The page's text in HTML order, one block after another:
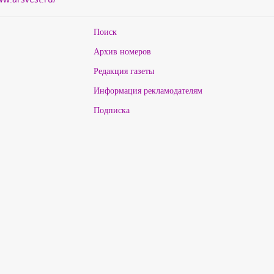
Поиск
Архив номеров
Редакция газеты
Информация рекламодателям
Подписка